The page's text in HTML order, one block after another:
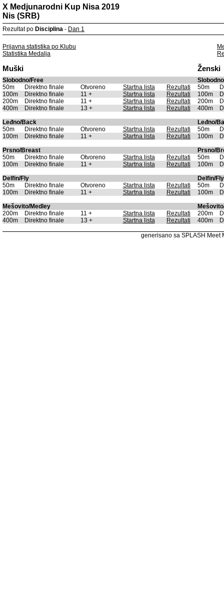
X Medjunarodni Kup Nisa 2019
Nis (SRB)
Rezultat po Disciplina - Dan 1
Prijavna statistika po Klubu
Statistika Medalja
Muški Ženski
Slobodno/Free
50m
Direktno finale Otvoreno Startna lista Rezultati 50m
100m
Direktno finale 11 + Startna lista Rezultati 100m
200m
Direktno finale 11 + Startna lista Rezultati 200m
400m
Direktno finale 13 + Startna lista Rezultati 400m
Leđno/Back
Leđno/
50m
Direktno finale Otvoreno Startna lista Rezultati 50m
100m
Direktno finale 11 + Startna lista Rezultati 100m
Prsno/Breast
Prsno/
50m
Direktno finale Otvoreno Startna lista Rezultati 50m
100m
Direktno finale 11 + Startna lista Rezultati 100m
Delfin/Fly
Delfin/Fly
50m
Direktno finale Otvoreno Startna lista Rezultati 50m
100m
Direktno finale 11 + Startna lista Rezultati 100m
Mešovito/Medley
200m
Direktno finale 11 + Startna lista Rezultati 200m
400m
Direktno finale 13 + Startna lista Rezultati 400m
generisano sa SPLASH Meet